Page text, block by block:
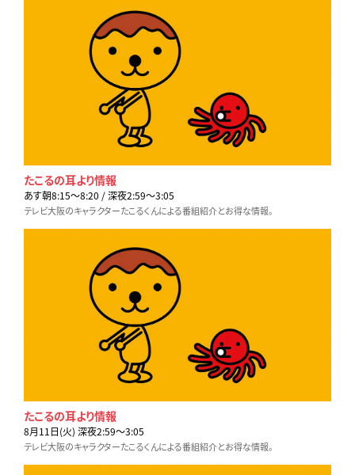
たこるの耳より情報
あす朝8:15〜8:20 / 深夜2:59〜3:05
テレビ大阪のキャラクターたこるくんによる番組紹介とお得な情報。
たこるの耳より情報
8月11日(火) 深夜2:59〜3:05
テレビ大阪のキャラクターたこるくんによる番組紹介とお得な情報。